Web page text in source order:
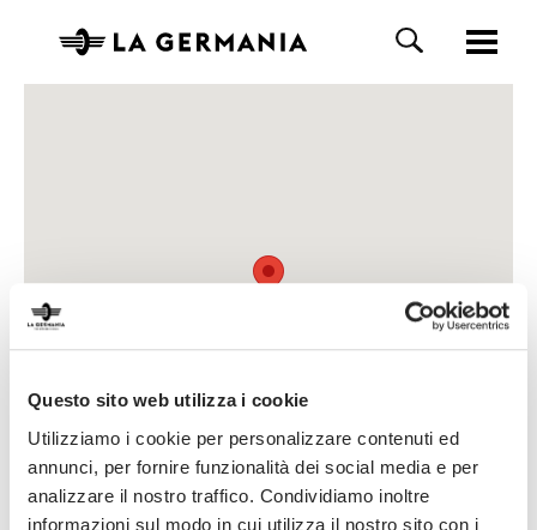
Questo sito web utilizza i cookie
Utilizziamo i cookie per personalizzare contenuti ed
annunci, per fornire funzionalità dei social media e per
analizzare il nostro traffico. Condividiamo inoltre
informazioni sul modo in cui utilizza il nostro sito con i